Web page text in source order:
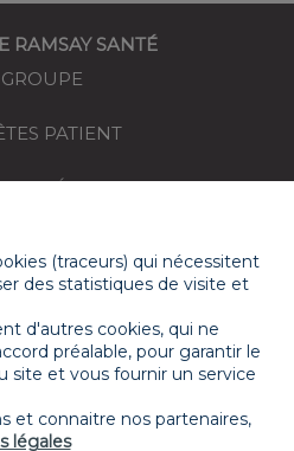
RAMSAY SANTÉ
PATIENT
MÉDECIN
NOUS
PRESSE
SERVICES
(traceurs) qui nécessitent
des statistiques de visite et
d'autres cookies, qui ne
préalable, pour garantir le
et vous fournir un service
et connaitre nos partenaires,
légales